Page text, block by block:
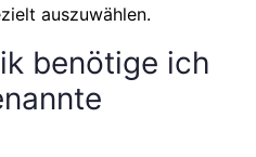
auszuwählen.
benötige ich